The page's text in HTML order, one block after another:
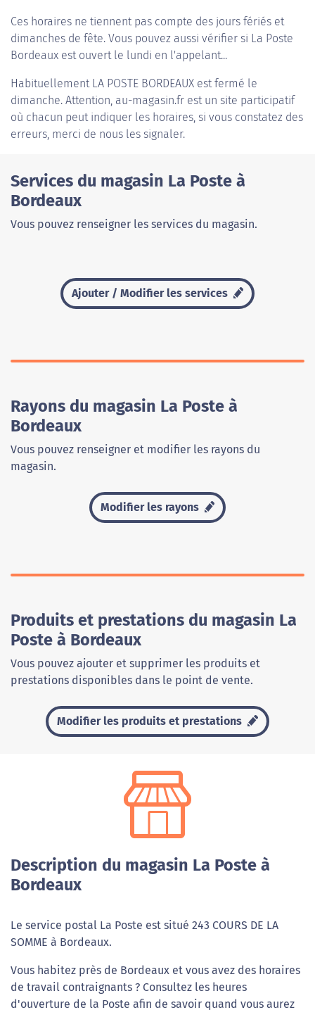
Ces horaires ne tiennent pas compte des jours fériés et
dimanches de fête. Vous pouvez aussi vérifier si La Poste
Bordeaux est ouvert le lundi en l'appelant...
Habituellement LA POSTE BORDEAUX est fermé le
dimanche. Attention, au-magasin.fr est un site participatif
où chacun peut indiquer les horaires, si vous constatez des
erreurs, merci de nous les signaler.
Services du magasin La Poste à
Bordeaux
Vous pouvez renseigner les services du magasin.
Ajouter / Modifier les services
Rayons du magasin La Poste à
Bordeaux
Vous pouvez renseigner et modifier les rayons du
magasin.
Modifier les rayons
Produits et prestations du magasin La
Poste à Bordeaux
Vous pouvez ajouter et supprimer les produits et
prestations disponibles dans le point de vente.
Modifier les produits et prestations
Description du magasin La Poste à
Bordeaux
Le service postal La Poste est situé 243 COURS DE LA
SOMME à Bordeaux.
Vous habitez près de Bordeaux et vous avez des horaires
de travail contraignants ? Consultez les heures
d'ouverture de la Poste afin de savoir quand vous aurez